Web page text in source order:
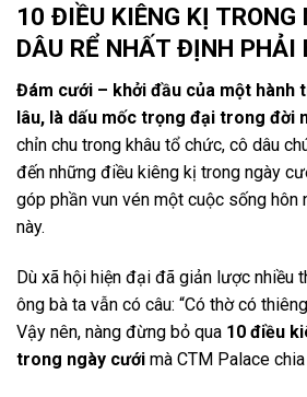
10 ĐIỀU KIÊNG KỊ TRONG
DÂU RỂ NHẤT ĐỊNH PHẢI
Đám cưới – khởi đầu của một hành
lâu, là dấu mốc trọng đại trong đời
chỉn chu trong khâu tổ chức, cô dâu
đến những điều kiêng kị trong ngày
góp phần vun vén một cuộc sống hôn
này.
Dù xã hội hiện đại đã giản lược nhiều
ông bà ta vẫn có câu: “Có thờ có
Vậy nên, nàng đừng bỏ qua 10 điều
trong ngày cưới mà CTM Palace